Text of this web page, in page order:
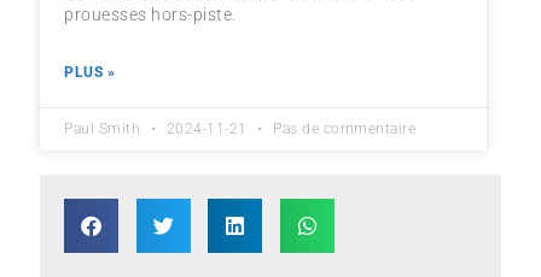
prouesses hors-piste.
PLUS »
Paul Smith 2024-11-21 Pas de commentaire